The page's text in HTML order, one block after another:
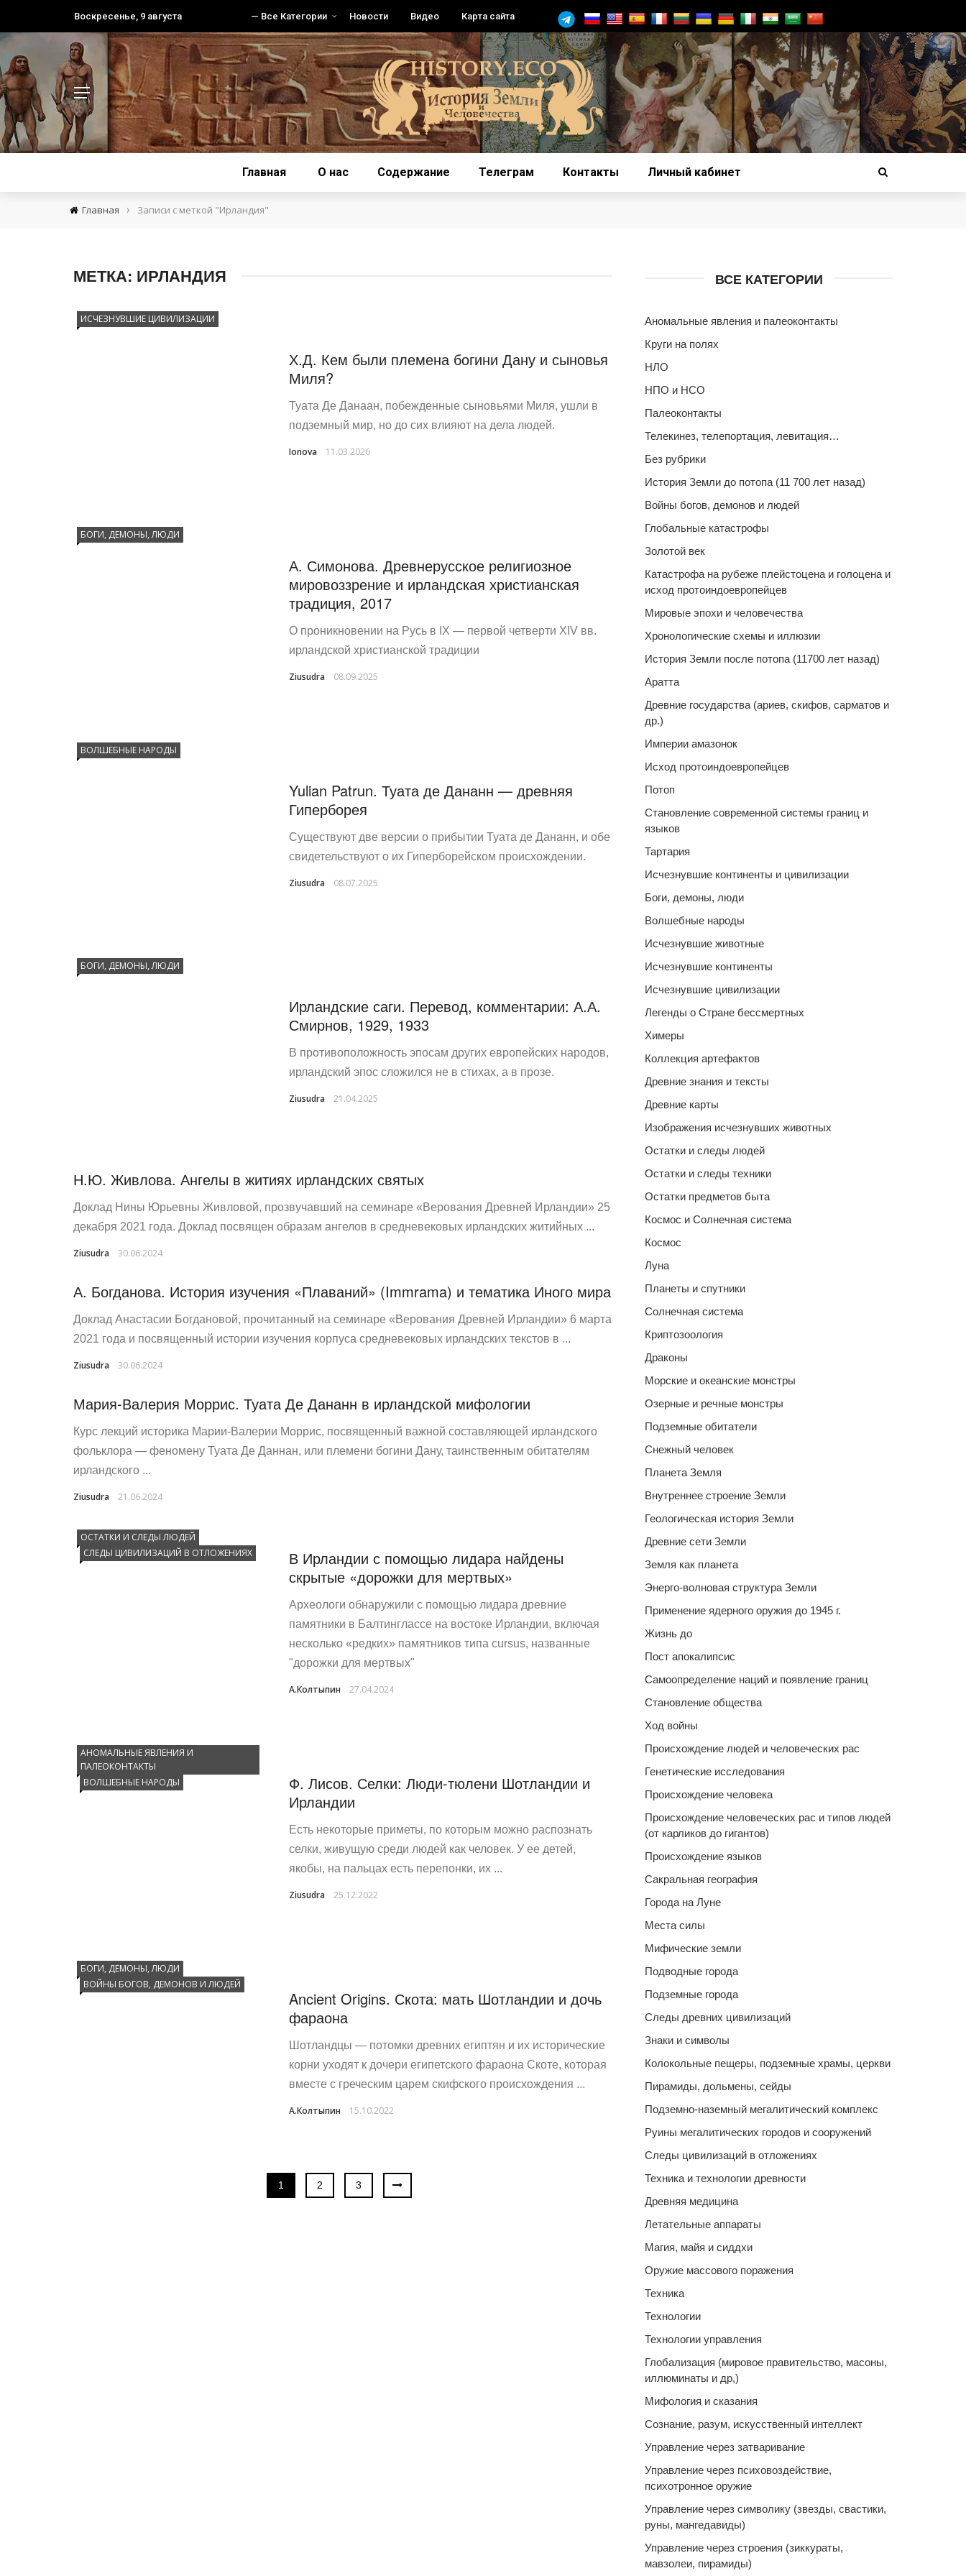
Воскресенье, 9 августа — Все Категории Новости Видео Карта сайта
Главная О нас Содержание Телеграм Контакты Личный кабинет
Главная › Записи с меткой "Ирландия"
МЕТКА: ИРЛАНДИЯ
ИСЧЕЗНУВШИЕ ЦИВИЛИЗАЦИИ
Х.Д. Кем были племена богини Дану и сыновья
Миля?
Туата Де Данаан, побежденные сыновьями Миля, ушли в
подземный мир, но до сих влияют на дела людей.
Ionova 11.03.2026
БОГИ, ДЕМОНЫ, ЛЮДИ
А. Симонова. Древнерусское религиозное
мировоззрение и ирландская христианская
традиция, 2017
О проникновении на Русь в IX — первой четверти XIV вв.
ирландской христианской традиции
Ziusudra 08.09.2025
ВОЛШЕБНЫЕ НАРОДЫ
Yulian Patrun. Туата де Дананн — древняя
Гиперборея
Существуют две версии о прибытии Туата де Дананн, и обе
свидетельствуют о их Гиперборейском происхождении.
Ziusudra 08.07.2025
БОГИ, ДЕМОНЫ, ЛЮДИ
Ирландские саги. Перевод, комментарии: А.А.
Смирнов, 1929, 1933
В противоположность эпосам других европейских народов,
ирландский эпос сложился не в стихах, а в прозе.
Ziusudra 21.04.2025
Н.Ю. Живлова. Ангелы в житиях ирландских святых
Доклад Нины Юрьевны Живловой, прозвучавший на семинаре «Верования Древней Ирландии» 25
декабря 2021 года. Доклад посвящен образам ангелов в средневековых ирландских житийных ...
Ziusudra 30.06.2024
А. Богданова. История изучения «Плаваний» (Immrama) и тематика Иного мира
Доклад Анастасии Богдановой, прочитанный на семинаре «Верования Древней Ирландии» 6 марта
2021 года и посвященный истории изучения корпуса средневековых ирландских текстов в ...
Ziusudra 30.06.2024
Мария-Валерия Моррис. Туата Де Дананн в ирландской мифологии
Курс лекций историка Марии-Валерии Моррис, посвященный важной составляющей ирландского
фольклора — феномену Туата Де Даннан, или племени богини Дану, таинственным обитателям
ирландского ...
Ziusudra 21.06.2024
ОСТАТКИ И СЛЕДЫ ЛЮДЕЙ
СЛЕДЫ ЦИВИЛИЗАЦИЙ В ОТЛОЖЕНИЯХ
В Ирландии с помощью лидара найдены
скрытые «дорожки для мертвых»
Археологи обнаружили с помощью лидара древние
памятники в Балтинглассе на востоке Ирландии, включая
несколько «редких» памятников типа cursus, названные
"дорожки для мертвых"
А.Колтыпин 27.04.2024
АНОМАЛЬНЫЕ ЯВЛЕНИЯ И
ПАЛЕОКОНТАКТЫ
ВОЛШЕБНЫЕ НАРОДЫ
Ф. Лисов. Селки: Люди-тюлени Шотландии и
Ирландии
Есть некоторые приметы, по которым можно распознать
селки, живущую среди людей как человек. У ее детей,
якобы, на пальцах есть перепонки, их ...
Ziusudra 25.12.2022
БОГИ, ДЕМОНЫ, ЛЮДИ
ВОЙНЫ БОГОВ, ДЕМОНОВ И ЛЮДЕЙ
Ancient Origins. Скота: мать Шотландии и дочь
фараона
Шотландцы — потомки древних египтян и их исторические
корни уходят к дочери египетского фараона Скоте, которая
вместе с греческим царем скифского происхождения ...
А.Колтыпин 15.10.2022
1 2 3
ВСЕ КАТЕГОРИИ
Аномальные явления и палеоконтакты
Круги на полях
НЛО
НПО и НСО
Палеоконтакты
Телекинез, телепортация, левитация…
Без рубрики
История Земли до потопа (11 700 лет назад)
Войны богов, демонов и людей
Глобальные катастрофы
Золотой век
Катастрофа на рубеже плейстоцена и голоцена и
исход протоиндоевропейцев
Мировые эпохи и человечества
Хронологические схемы и иллюзии
История Земли после потопа (11700 лет назад)
Аратта
Древние государства (ариев, скифов, сарматов и
др.)
Империи амазонок
Исход протоиндоевропейцев
Потоп
Становление современной системы границ и
языков
Тартария
Исчезнувшие континенты и цивилизации
Боги, демоны, люди
Волшебные народы
Исчезнувшие животные
Исчезнувшие континенты
Исчезнувшие цивилизации
Легенды о Стране бессмертных
Химеры
Коллекция артефактов
Древние знания и тексты
Древние карты
Изображения исчезнувших животных
Остатки и следы людей
Остатки и следы техники
Остатки предметов быта
Космос и Солнечная система
Космос
Луна
Планеты и спутники
Солнечная система
Криптозоология
Драконы
Морские и океанские монстры
Озерные и речные монстры
Подземные обитатели
Снежный человек
Планета Земля
Внутреннее строение Земли
Геологическая история Земли
Древние сети Земли
Земля как планета
Энерго-волновая структура Земли
Применение ядерного оружия до 1945 г.
Жизнь до
Пост апокалипсис
Самоопределение наций и появление границ
Становление общества
Ход войны
Происхождение людей и человеческих рас
Генетические исследования
Происхождение человека
Происхождение человеческих рас и типов людей
(от карликов до гигантов)
Происхождение языков
Сакральная география
Города на Луне
Места силы
Мифические земли
Подводные города
Подземные города
Следы древних цивилизаций
Знаки и символы
Колокольные пещеры, подземные храмы, церкви
Пирамиды, дольмены, сейды
Подземно-наземный мегалитический комплекс
Руины мегалитических городов и сооружений
Следы цивилизаций в отложениях
Техника и технологии древности
Древняя медицина
Летательные аппараты
Магия, майя и сиддхи
Оружие массового поражения
Техника
Технологии
Технологии управления
Глобализация (мировое правительство, масоны,
иллюминаты и др,)
Мифология и сказания
Сознание, разум, искусственный интеллект
Управление через затваривание
Управление через психовоздействие,
психотронное оружие
Управление через символику (звезды, свастики,
руны, мангедавиды)
Управление через строения (зиккураты,
мавзолеи, пирамиды)